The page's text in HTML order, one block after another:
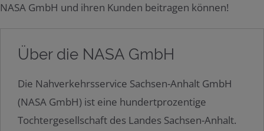
NASA GmbH und ihren Kunden beitragen können!
Über die NASA GmbH
Die Nahverkehrsservice Sachsen-Anhalt GmbH
(NASA GmbH) ist eine hundertprozentige
Tochtergesellschaft des Landes Sachsen-Anhalt.